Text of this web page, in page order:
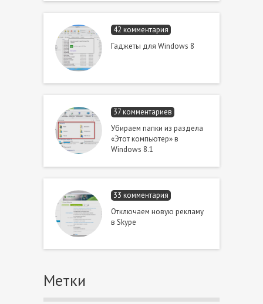
42 комментария
Гаджеты для Windows 8
37 комментариев
Убираем папки из раздела
«Этот компьютер» в
Windows 8.1
33 комментария
Отключаем новую рекламу
в Skype
Метки